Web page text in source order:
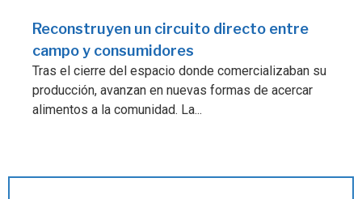
Reconstruyen un circuito directo entre
campo y consumidores
Tras el cierre del espacio donde comercializaban su
producción, avanzan en nuevas formas de acercar
alimentos a la comunidad. La...